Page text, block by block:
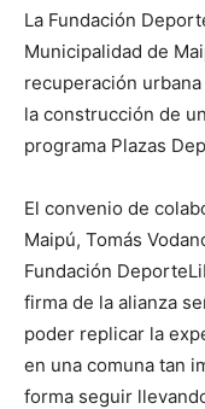
La Fundación
Municipalidad de
recuperación
la construcción de
programa Plazas
El convenio de
Maipú, Tomás
Fundación
firma de la alianza
poder replicar la
en una comuna tan
forma seguir